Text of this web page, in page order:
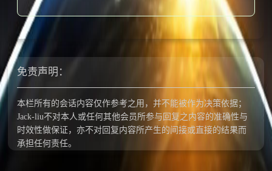
免责声明：
本栏所有的会话内容仅作参考之用，并不能被作为决策依据；
Jack-liu不对本人或任何其他会员所参与回复之内容的准确性与
时效性做保证，亦不对回复内容所产生的间接或直接的结果而
承担任何责任。